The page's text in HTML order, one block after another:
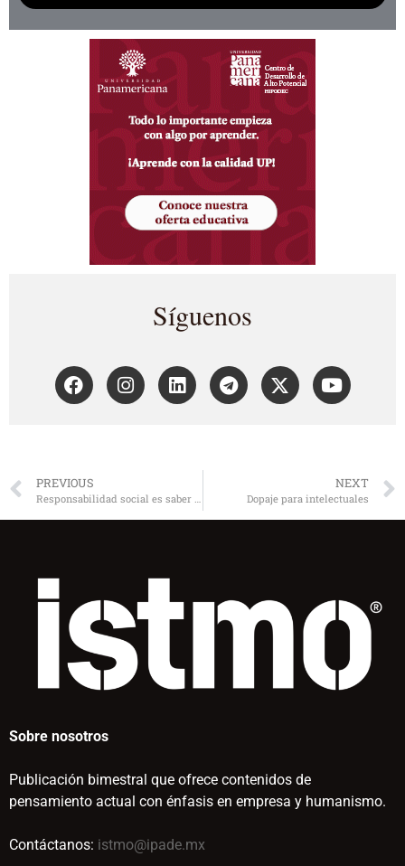
Síguenos
PREVIOUS
Responsabilidad social es saber rendir buenas cuentas
NEXT
Dopaje para intelectuales
Sobre nosotros
Publicación bimestral que ofrece contenidos de
pensamiento actual con énfasis en empresa y humanismo.
Contáctanos: istmo@ipade.mx